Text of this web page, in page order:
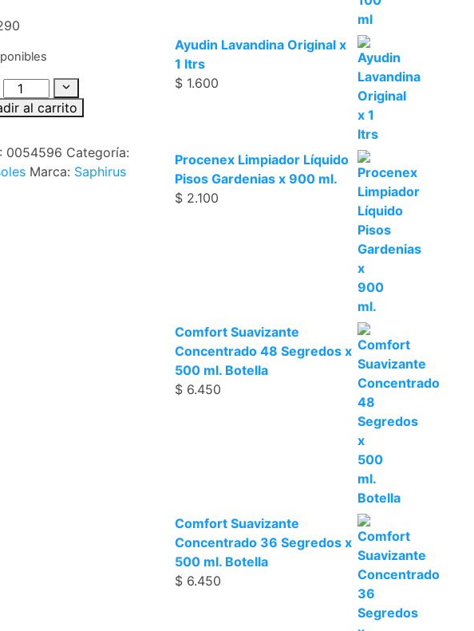
al carrito
0054596 Categoría:
Marca: Saphirus
Ayudin Lavandina Original x
1 ltrs
$ 1.600
Procenex Limpiador Líquido
Pisos Gardenias x 900 ml.
$ 2.100
Comfort Suavizante
Concentrado 48 Segredos x
500 ml. Botella
$ 6.450
Comfort Suavizante
Concentrado 36 Segredos x
500 ml. Botella
$ 6.450